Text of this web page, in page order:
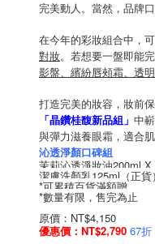
完美動人。當然，品牌
在今年的彩妝組合中，
對妝。若想要一盤即能
影盤、繽紛唇頰霜、透
打造完美的妝容，妝前
「晶鑽桂馥新品組」 中
與彈力滋養眼霜，適合肌
沁透淨顏口碑組
茉莉沁透淨妝油200ml X
潔膚洗顏乳125ml（正貨）
*可累積百貨滿額贈
*數量有限，售完為止
原價：NT$4,150
優惠價：NT$2,790 67折